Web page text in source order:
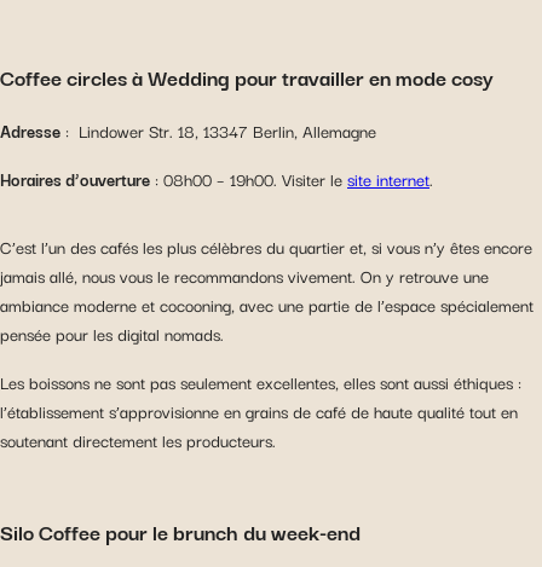
Coffee circles à Wedding pour travailler en mode cosy
Adresse : Lindower Str. 18, 13347 Berlin, Allemagne
Horaires d’ouverture : 08h00 – 19h00. Visiter lesite internet.
C’est l’un des cafés les plus célèbres du quartier et, si vous n’y êtes encore
jamais allé, nous vous le recommandons vivement. On y retrouve une
ambiance moderne et cocooning, avec une partie de l’espace spécialement
pensée pour les digital nomads.
Les boissons ne sont pas seulement excellentes, elles sont aussi éthiques :
l’établissement s’approvisionne en grains de café de haute qualité tout en
soutenant directement les producteurs.
Silo Coffee pour le brunch du week-end